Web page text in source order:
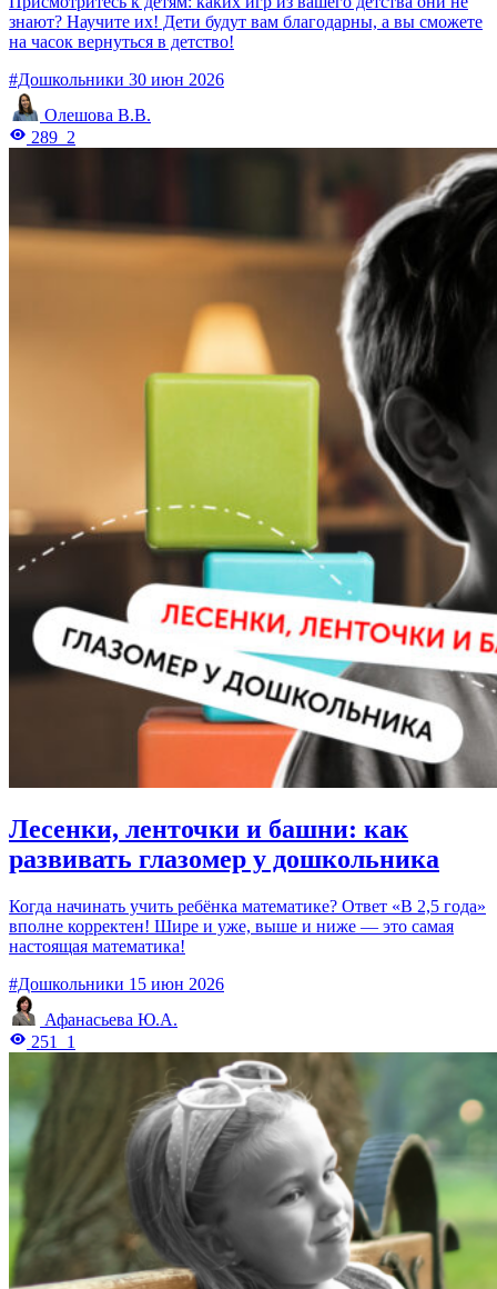
знают? Научите их! Дети будут вам благодарны, а вы сможете
на часок вернуться в детство!
#Дошкольники 30 июн 2026
Олешова В.В.
289 2
Лесенки, ленточки и башни: как
развивать глазомер у дошкольника
Когда начинать учить ребёнка математике? Ответ «В 2,5 года»
вполне корректен! Шире и уже, выше и ниже — это самая
настоящая математика!
#Дошкольники 15 июн 2026
Афанасьева Ю.А.
251
1